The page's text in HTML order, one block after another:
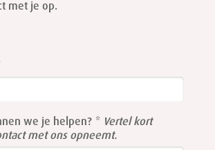
met je op.
we je helpen?
Vertel kort
met ons opneemt.